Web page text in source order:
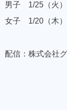
男子 1/25（火
女子 1/20（木）
配信：株式会社